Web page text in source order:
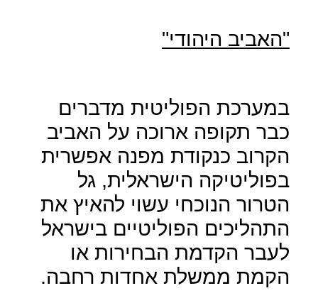
"האביב היהודי"
במערכת הפוליטית מדברים
כבר תקופה ארוכה על האביב
הקרוב כנקודת מפנה אפשרית
בפוליטיקה הישראלית, גל
הטרור הנוכחי עשוי להאיץ את
התהליכים הפוליטיים בישראל
לעבר הקדמת הבחירות או
הקמת ממשלת אחדות רחבה.